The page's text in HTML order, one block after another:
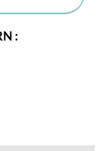
: